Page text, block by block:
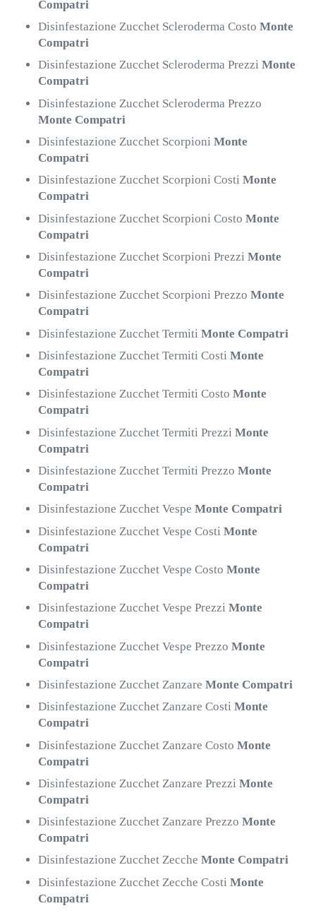
Compatri
Disinfestazione Zucchet Scleroderma CostoMonte
Compatri
Disinfestazione Zucchet Scleroderma PrezziMonte
Compatri
Disinfestazione Zucchet Scleroderma Prezzo
Monte Compatri
Disinfestazione Zucchet ScorpioniMonte
Compatri
Disinfestazione Zucchet Scorpioni CostiMonte
Compatri
Disinfestazione Zucchet Scorpioni CostoMonte
Compatri
Disinfestazione Zucchet Scorpioni PrezziMonte
Compatri
Disinfestazione Zucchet Scorpioni PrezzoMonte
Compatri
Disinfestazione Zucchet TermitiMonte Compatri
Disinfestazione Zucchet Termiti CostiMonte
Compatri
Disinfestazione Zucchet Termiti CostoMonte
Compatri
Disinfestazione Zucchet Termiti PrezziMonte
Compatri
Disinfestazione Zucchet Termiti PrezzoMonte
Compatri
Disinfestazione Zucchet VespeMonte Compatri
Disinfestazione Zucchet Vespe CostiMonte
Compatri
Disinfestazione Zucchet Vespe CostoMonte
Compatri
Disinfestazione Zucchet Vespe PrezziMonte
Compatri
Disinfestazione Zucchet Vespe PrezzoMonte
Compatri
Disinfestazione Zucchet ZanzareMonte Compatri
Disinfestazione Zucchet Zanzare CostiMonte
Compatri
Disinfestazione Zucchet Zanzare CostoMonte
Compatri
Disinfestazione Zucchet Zanzare PrezziMonte
Compatri
Disinfestazione Zucchet Zanzare PrezzoMonte
Compatri
Disinfestazione Zucchet ZeccheMonte Compatri
Disinfestazione Zucchet Zecche CostiMonte
Compatri